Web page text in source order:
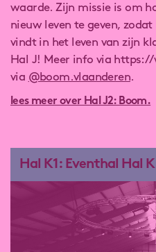
waarde. Zijn missie is om
nieuw leven te geven,
vindt in het leven van zijn
Hal J! Meer info via
via @boom.vlaanderen.
lees meer over Hal J2: Boom.
Hal K1: Eventhal Hal K
JOUW BEURS OF
LANDMARCK?
verbeteren, je gerichte
aanpassen. Door alle
in onze
alle